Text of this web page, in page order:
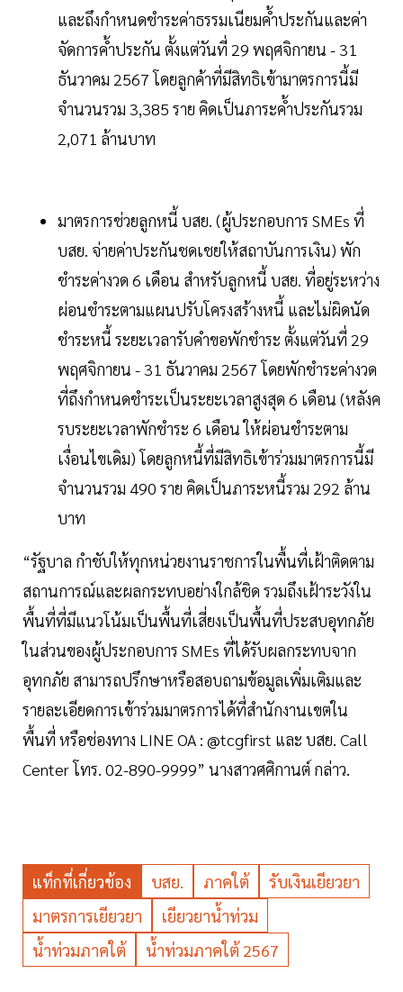
และถึงกำหนดชำระค่าธรรมเนียมค้ำประกันและค่า
จัดการค้ำประกัน ตั้งแต่วันที่ 29 พฤศจิกายน - 31
ธันวาคม 2567 โดยลูกค้าที่มีสิทธิเข้ามาตรการนี้มี
จำนวนรวม 3,385 ราย คิดเป็นภาระค้ำประกันรวม
2,071 ล้านบาท
มาตรการช่วยลูกหนี้ บสย. (ผู้ประกอบการ SMEs ที่
บสย. จ่ายค่าประกันชดเชยให้สถาบันการเงิน) พัก
ชำระค่างวด 6 เดือน สำหรับลูกหนี้ บสย. ที่อยู่ระหว่าง
ผ่อนชำระตามแผนปรับโครงสร้างหนี้ และไม่ผิดนัด
ชำระหนี้ ระยะเวลารับคำขอพักชำระ ตั้งแต่วันที่ 29
พฤศจิกายน - 31 ธันวาคม 2567 โดยพักชำระค่างวด
ที่ถึงกำหนดชำระเป็นระยะเวลาสูงสุด 6 เดือน (หลังค
รบระยะเวลาพักชำระ 6 เดือน ให้ผ่อนชำระตาม
เงื่อนไขเดิม) โดยลูกหนี้ที่มีสิทธิเข้าร่วมมาตรการนี้มี
จำนวนรวม 490 ราย คิดเป็นภาระหนี้รวม 292 ล้าน
บาท
“รัฐบาล กำชับให้ทุกหน่วยงานราชการในพื้นที่เฝ้าติดตาม
สถานการณ์และผลกระทบอย่างใกล้ชิด รวมถึงเฝ้าระวังใน
พื้นที่ที่มีแนวโน้มเป็นพื้นที่เสี่ยงเป็นพื้นที่ประสบอุทกภัย
ในส่วนของผู้ประกอบการ SMEs ที่ได้รับผลกระทบจาก
อุทกภัย สามารถปรึกษาหรือสอบถามข้อมูลเพิ่มเติมและ
รายละเอียดการเข้าร่วมมาตรการได้ที่สำนักงานเขตใน
พื้นที่ หรือช่องทาง LINE OA : @tcgfirst และ บสย. Call
Center โทร. 02-890-9999” นางสาวศศิกานต์ กล่าว.
แท็กที่เกี่ยวข้อง บสย. ภาคใต้
รับเงินเยียวยา
มาตรการเยียวยา
เยียวยาน้ำท่วม
น้ำท่วมภาคใต้
น้ำท่วมภาคใต้ 2567